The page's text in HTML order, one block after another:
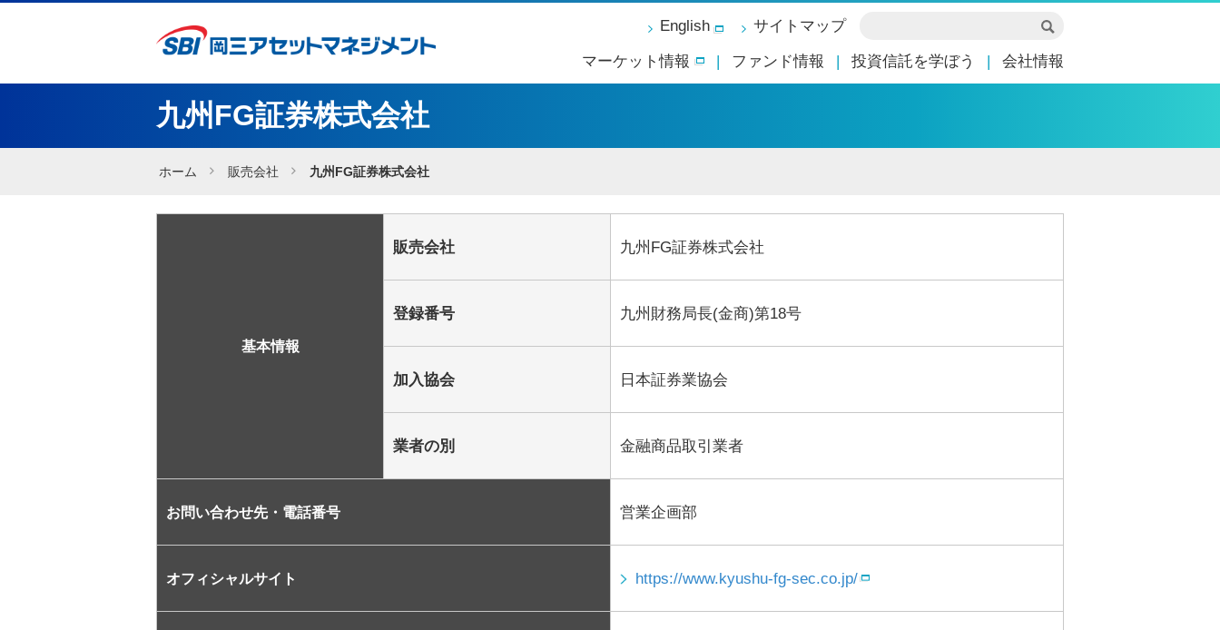
English サイトマップ
マーケット情報 ファンド情報 投資信託を学ぼう 会社情報
九州FG証券株式会社
ホーム 販売会社 九州FG証券株式会社
基本情報
販売会社 九州FG証券株式会社
登録番号 九州財務局長(金商)第18号
加入協会 日本証券業協会
業者の別 金融商品取引業者
お問い合わせ先・電話番号 営業企画部
オフィシャルサイト https://www.kyushu-fg-sec.co.jp/